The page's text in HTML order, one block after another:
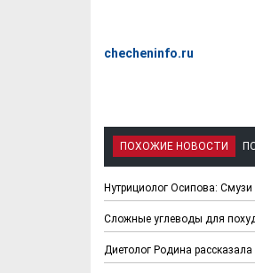
checheninfo.ru
ПОХОЖИЕ НОВОСТИ
Нутрициолог Осипова: Смузи
Сложные углеводы для
Диетолог Родина